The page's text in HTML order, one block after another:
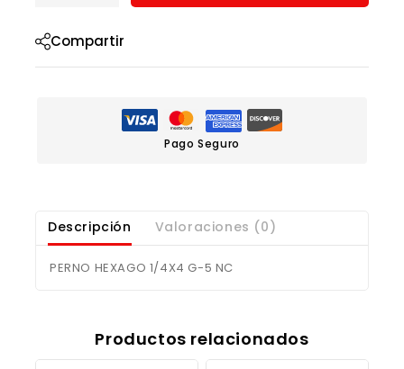
Compartir
Pago Seguro
Descripción Valoraciones (0)
PERNO HEXAGO 1/4X4 G-5 NC
Productos relacionados